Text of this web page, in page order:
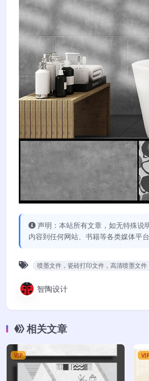
声明：本站所有文章，如无特殊说
内容到任何网站、书籍等各类媒体平
喷墨文件，瓷砖打印文件，高清喷墨文
智陶设计
相关文章
VIP VIP